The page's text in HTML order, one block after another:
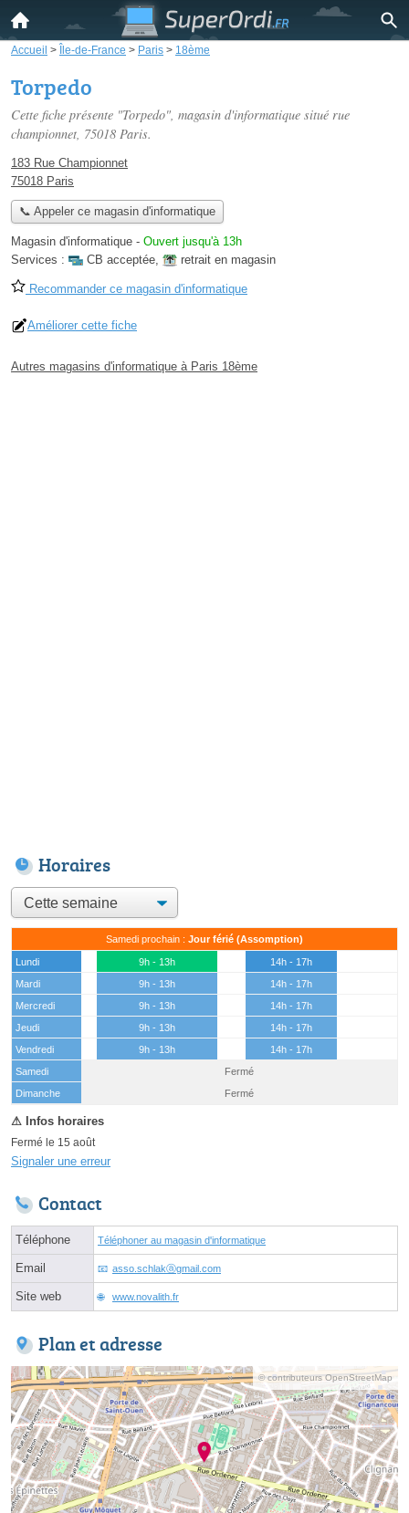
Accueil > Île-de-France > Paris > 18ème
Torpedo
Cette fiche présente "Torpedo", magasin d'informatique situé rue
championnet, 75018 Paris.
183 Rue Championnet
75018 Paris
📞 Appeler ce magasin d'informatique
Magasin d'informatique - Ouvert jusqu'à 13h
Services :
CB acceptée, retrait en magasin
Recommander ce magasin d'informatique
Améliorer cette fiche
Autres magasins d'informatique à Paris 18ème
Horaires
Samedi prochain : Jour férié (Assomption)
Lundi 9h - 13h
14h - 17h
Mardi
9h - 13h
14h - 17h
Mercredi
9h - 13h
14h - 17h
Jeudi
9h - 13h
14h - 17h
Vendredi
9h - 13h
14h - 17h
Samedi
(15 août)
Fermé
Dimanche
Fermé
Fermé le 15 août
Signaler une erreur
Contact
Téléphone Téléphoner au magasin d'informatique
Email asso.schlakⓐgmail.com
Site web www.novalith.fr
Plan et adresse
© contributeurs OpenStreetMap